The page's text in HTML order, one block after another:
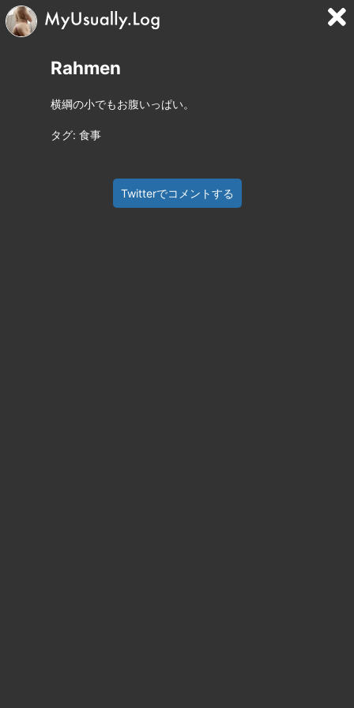
Rahmen
横綱の小でもお腹いっぱい。
タグ: 食事
Twitterでコメントする